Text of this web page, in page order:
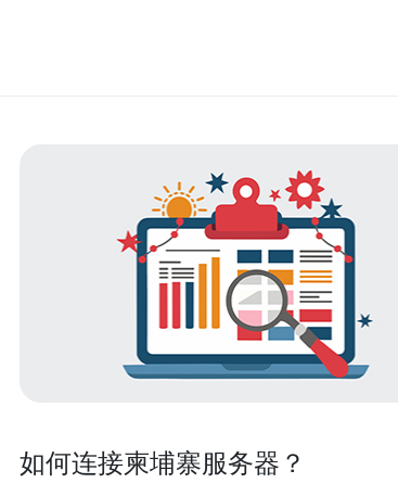
如何连接柬埔寨服务器？